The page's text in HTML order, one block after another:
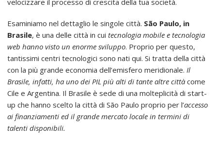
Esaminiamo nel dettaglio le singole città. São Paulo, in
Brasile, è una delle città in cui tecnologia mobile e tecnologia
web hanno visto un enorme sviluppo. Proprio per questo,
tantissimi centri tecnologici sono nati qui. Si tratta della città
con la più grande economia dell’emisfero meridionale. Il
Brasile, infatti, ha uno dei PIL più alti di tante altre città come
Cile e Argentina. Il Brasile è sede di una molteplicità di start-
up che hanno scelto la città di São Paulo proprio per l’accesso
ai finanziamenti ed il grande mercato locale in termini di
talenti disponibili.